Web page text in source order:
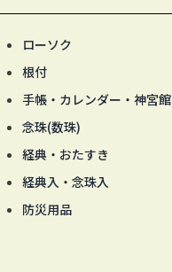
ローソク
根付
手帳・カレンダー・神宮館
念珠(数珠)
経典・おたすき
経典入・念珠入
防災用品